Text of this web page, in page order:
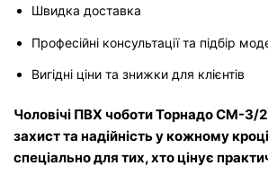
Швидка доставка
Професійні консультації та підбір
Вигідні ціни та знижки для клієнтів
Чоловічі ПВХ чоботи Торнадо СМ-3/
захист та надійність у кожному
спеціально для тих, хто цінує